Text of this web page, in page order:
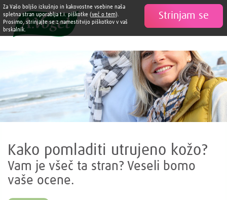

Kako pomladiti utrujeno kožo?
Vam je všeč ta stran? Veseli bomo
vaše ocene.
Strinjam se
Za Vašo boljšo izkušnjo in kakovostne vsebine naša
spletna stran uporablja t.i. piškotke (več o tem).
Prosimo, strinjajte se z namestitvijo piškotkov v vaš
brskalnik.